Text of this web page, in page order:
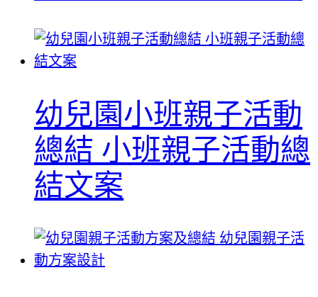
幼兒園小班親子活動
總結 小班親子活動總
結文案